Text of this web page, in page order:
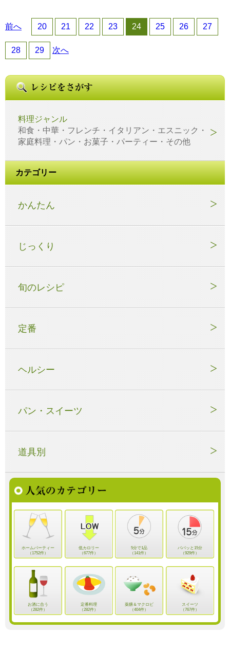
前へ 20 21 22 23 24 25 26 27
28 29 次へ
料理ジャンル
和食・中華・フレンチ・イタリアン・エスニック・
家庭料理・パン・お菓子・パーティー・その他
カテゴリー
かんたん
じっくり
旬のレシピ
定番
ヘルシー
パン・スイーツ
道具別
ホームパーティー
（1752件）
低カロリー
（677件）
5分で1品
（141件）
パパッと15分
（929件）
お酒に合う
（282件）
定番料理
（282件）
薬膳＆マクロビ
（404件）
スイーツ
（767件）